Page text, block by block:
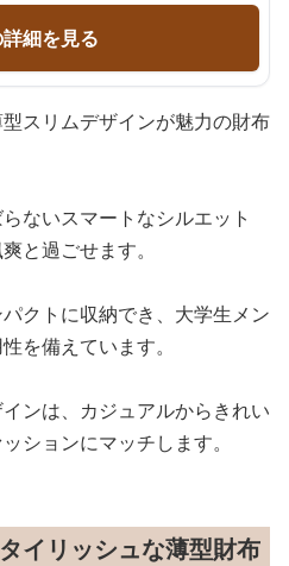
細を見る
スリムデザインが魅力の財布
ないスマートなシルエット
と過ごせます。
クトに収納でき、大学生メン
を備えています。
ンは、カジュアルからきれい
ションにマッチします。
イリッシュな薄型財布